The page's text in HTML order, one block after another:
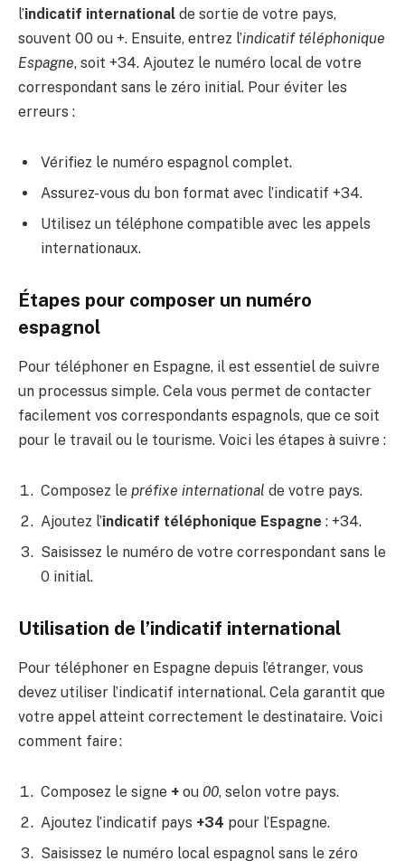
l’indicatif international de sortie de votre pays,
souvent 00 ou +. Ensuite, entrez l’indicatif téléphonique
Espagne, soit +34. Ajoutez le numéro local de votre
correspondant sans le zéro initial. Pour éviter les
erreurs :
Vérifiez le numéro espagnol complet.
Assurez-vous du bon format avec l’indicatif +34.
Utilisez un téléphone compatible avec les appels
internationaux.
Étapes pour composer un numéro
espagnol
Pour téléphoner en Espagne, il est essentiel de suivre
un processus simple. Cela vous permet de contacter
facilement vos correspondants espagnols, que ce soit
pour le travail ou le tourisme. Voici les étapes à suivre :
Composez le préfixe international de votre pays.
Ajoutez l’indicatif téléphonique Espagne : +34.
Saisissez le numéro de votre correspondant sans le
0 initial.
Utilisation de l’indicatif international
Pour téléphoner en Espagne depuis l’étranger, vous
devez utiliser l’indicatif international. Cela garantit que
votre appel atteint correctement le destinataire. Voici
comment faire :
Composez le signe + ou 00, selon votre pays.
Ajoutez l’indicatif pays +34 pour l’Espagne.
Saisissez le numéro local espagnol sans le zéro